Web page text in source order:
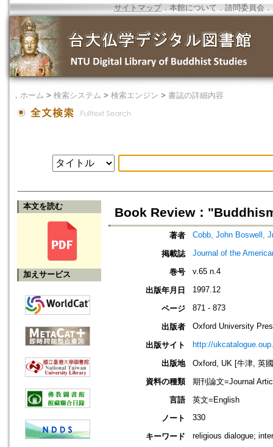
サイトマップ．本館について ． 諮問委員会 ．
． ホーム > 検索システム > 検索エンジン > 書誌の詳細内容
本文を読む
加えサービス
Book Review：
著者 Cobb, John Boswell,
掲載誌 Journal of the
巻号 v.65 n.4
出版年月日 1997.12
ページ 871 - 873
出版者 Oxford University
出版サイト http://
出版地
Oxford, UK [牛津, 英
資料の種類
期刊論文=Journal
言語
英文=English
ノート
330
キーワード
religious dialogue;